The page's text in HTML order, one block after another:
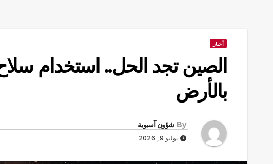
أخبار
الصين تجد الحل.. استخدام
بالأرض
By شؤون آسيوية
يوليو 9, 2026